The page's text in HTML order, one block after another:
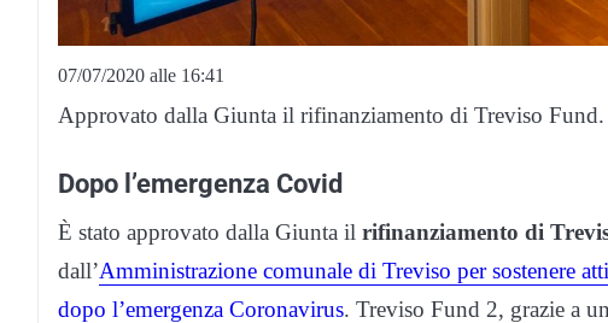
07/07/2020 alle 16:41
Approvato dalla Giunta il rifinanziamento di Treviso Fund.
Dopo l’emergenza Covid
È stato approvato dalla Giunta il rifinanziamento di
dall’Amministrazione comunale di Treviso per sostenere
dopo l’emergenza Coronavirus. Treviso Fund 2, grazie a